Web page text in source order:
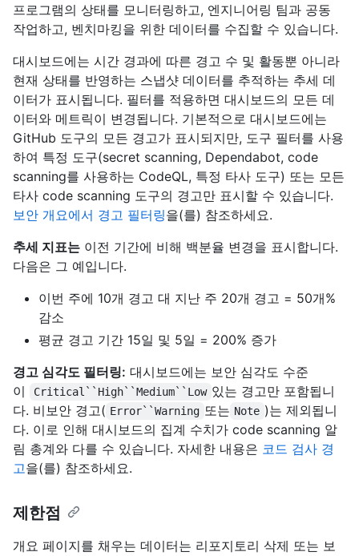
프로그램의 상태를 모니터링하고, 엔지니어링 팀과 공동
작업하고, 벤치마킹을 위한 데이터를 수집할 수 있습니다.
대시보드에는 시간 경과에 따른 경고 수 및 활동뿐 아니라
현재 상태를 반영하는 스냅샷 데이터를 추적하는 추세 데
이터가 표시됩니다. 필터를 적용하면 대시보드의 모든 데
이터와 메트릭이 변경됩니다. 기본적으로 대시보드에는
GitHub 도구의 모든 경고가 표시되지만, 도구 필터를 사용
하여 특정 도구(secret scanning, Dependabot, code
scanning를 사용하는 CodeQL, 특정 타사 도구) 또는 모든
타사 code scanning 도구의 경고만 표시할 수 있습니다.
보안 개요에서 경고 필터링을(를) 참조하세요.
추세 지표는 이전 기간에 비해 백분율 변경을 표시합니다.
다음은 그 예입니다.
이번 주에 10개 경고 대 지난 주 20개 경고 = 50개%
감소
평균 경고 기간 15일 및 5일 = 200% 증가
경고 심각도 필터링: 대시보드에는 보안 심각도 수준
이
Critical``High``Medium``Low 있는 경고만 포함됩니
다. 비보안 경고( Error``Warning 또는 Note )는 제외됩니
다. 이로 인해 대시보드의 집계 수치가 code scanning 알
림 총계와 다를 수 있습니다. 자세한 내용은 코드 검사 경
고을(를) 참조하세요.
제한점
개요 페이지를 채우는 데이터는 리포지토리 삭제 또는 보